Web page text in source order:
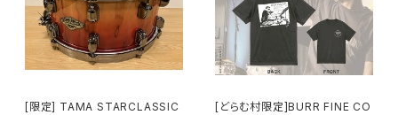
[限定] TAMA STARCLASSIC
[どらむ村限定]BURR FINE CO